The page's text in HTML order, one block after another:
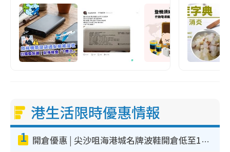
港生活限時優惠情報
1 開倉優惠 | 尖沙咀海港城名牌波鞋開倉低至1折！On鞋$899起／Joy&Peace鞋履$98起